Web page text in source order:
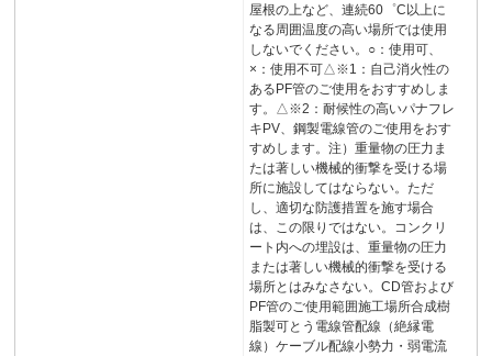
屋根の上など、連続60゜C以上に
なる周囲温度の高い場所では使用
しないでください。○：使用可、
×：使用不可△※1：自己消火性の
あるPF管のご使用をおすすめしま
す。△※2：耐候性の高いパナフレ
キPV、鋼製電線管のご使用をおす
すめします。注）重量物の圧力ま
たは著しい機械的衝撃を受ける場
所に施設してはならない。ただ
し、適切な防護措置を施す場合
は、この限りではない。コンクリ
ート内への埋設は、重量物の圧力
または著しい機械的衝撃を受ける
場所とはみなさない。CD管および
PF管のご使用範囲施工場所合成樹
脂製可とう電線管配線（絶縁電
線）ケーブル配線小勢力・弱電流